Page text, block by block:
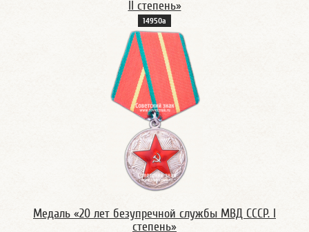
II степень»
14950а
Медаль «20 лет безупречной службы МВД CССР. I
степень»